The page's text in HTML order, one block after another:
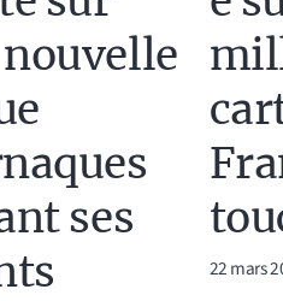
ses
22 mars